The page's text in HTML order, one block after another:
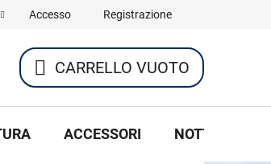
Accesso Registrazione
CARRELLO
DELLA
CARRELLO VUOTO
ACCESSORI NOTTE DI